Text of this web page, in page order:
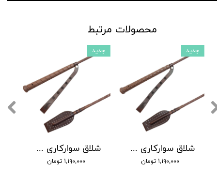
محصولات مرتبط
شلاق سوارکاری شادان - با بند مُچی چرمی، مدل سنگچین دسته اسپرت
۱,۱۹۰,۰۰۰ تومان
جدید
شلاق سوارکاری شادان - با بند مُچی چرمی، مدل سنگچین دسته کلاسیک
۱,۱۹۰,۰۰۰ تومان
جدید